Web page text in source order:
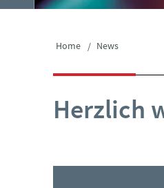
Home News
Herzlich